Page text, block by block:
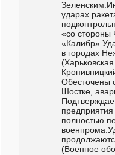
ударах
«со стороны
в городах
Обесточены
Шостке,
полностью
(Военное